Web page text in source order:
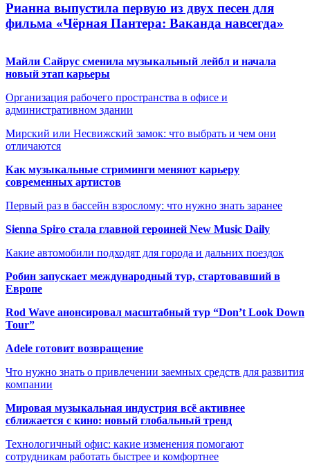
Рианна выпустила первую из двух песен для
фильма «Чёрная Пантера: Ваканда навсегда»
Майли Сайрус сменила музыкальный лейбл и начала
новый этап карьеры
Организация рабочего пространства в офисе и
административном здании
Мирский или Несвижский замок: что выбрать и чем они
отличаются
Как музыкальные стриминги меняют карьеру
современных артистов
Первый раз в бассейн взрослому: что нужно знать заранее
Sienna Spiro стала главной героиней New Music Daily
Какие автомобили подходят для города и дальних поездок
Робин запускает международный тур, стартовавший в
Европе
Rod Wave анонсировал масштабный тур “Don’t Look Down
Tour”
Adele готовит возвращение
Что нужно знать о привлечении заемных средств для развития
компании
Мировая музыкальная индустрия всё активнее
сближается с кино: новый глобальный тренд
Технологичный офис: какие изменения помогают
сотрудникам работать быстрее и комфортнее